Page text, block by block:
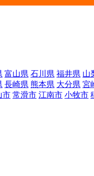
富山県 石川県 福井県 山
長崎県 熊本県 大分県 宮
市 常滑市 江南市 小牧市